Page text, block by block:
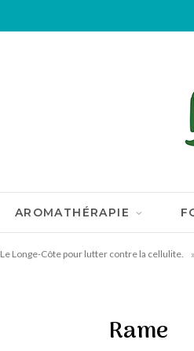
AROMATHÉRAPIE
Le Longe-Côte pour lutter contre la cellulite. »
Rame